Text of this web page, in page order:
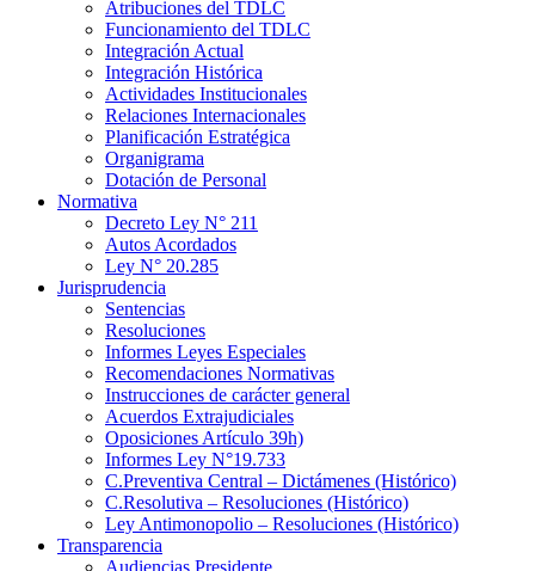
Atribuciones del TDLC
Funcionamiento del TDLC
Integración Actual
Integración Histórica
Actividades Institucionales
Relaciones Internacionales
Planificación Estratégica
Organigrama
Dotación de Personal
Normativa
Decreto Ley N° 211
Autos Acordados
Ley N° 20.285
Jurisprudencia
Sentencias
Resoluciones
Informes Leyes Especiales
Recomendaciones Normativas
Instrucciones de carácter general
Acuerdos Extrajudiciales
Oposiciones Artículo 39h)
Informes Ley N°19.733
C.Preventiva Central – Dictámenes (Histórico)
C.Resolutiva – Resoluciones (Histórico)
Ley Antimonopolio – Resoluciones (Histórico)
Transparencia